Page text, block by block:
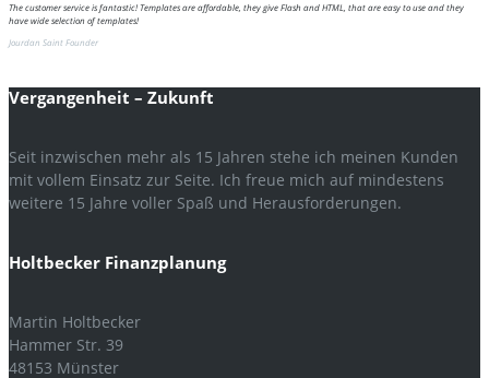
The customer service is fantastic! Templates are affordable, they give Flash and HTML, that are easy to use and they
have wide selection of templates!
Jourdan Saint Founder
Vergangenheit – Zukunft
Seit inzwischen mehr als 15 Jahren stehe ich meinen Kunden
mit vollem Einsatz zur Seite. Ich freue mich auf mindestens
weitere 15 Jahre voller Spaß und Herausforderungen.
Holtbecker Finanzplanung
Martin Holtbecker
Hammer Str. 39
48153 Münster